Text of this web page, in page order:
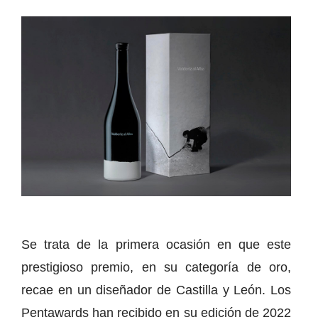
Se trata de la primera ocasión en que este
prestigioso premio, en su categoría de oro,
recae en un diseñador de Castilla y León. Los
Pentawards han recibido en su edición de 2022